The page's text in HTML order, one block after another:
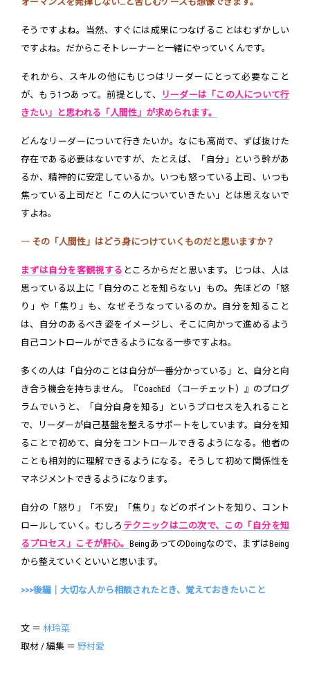
そうですよね。当然、すぐには成果につなげることはむずかしい
ですよね。だからこそトレーナーと一緒にやっていくんです。
それから、スキルの他にもじつはリーダーにとって必要なこと
が、もう1つあって。前提として、
リーダーは「この人について行
きたい」と思われる「人間性」が求められます。
どんなリーダーについて行きたいか。なにも高尚で、ずば抜けた
存在である必要はないですが、たとえば、「自分」という幹があ
るか、精神的に安定しているか。いつも怒っている上司、いつも
焦っている上司だと「この人についていきたい」とは思えないで
すよね。
― その「人間性」はどう身につけていくものだと思いますか？
まずは自分を客観視する ところからだと思います。じつは、人は
思っている以上に「自分のことを知らない」もの。先ほどの「怒
り」や「焦り」も、なぜそうなっているのか。自分を知ること
は、自分のあるべき姿をイメージし、そこに向かって進めるよう
自己コントロールができるようになる一歩ですよね。
多くの人は「自分のことは自分が一番分かっている」と、自分と向
き合う機会を持ちません。『CoachEd （コーチェット）』のプログ
ラムでいうと、「自分自身を知る」というプロセスを入れること
で、リーダーが自己基盤を整えるサポートをしています。自分を知
ることで初めて、自分をコントロールできるようになる。他者の
ことも相対的に理解できるようになる。そうして初めて関係性を
マネジメントできるようになります。
自分の「怒り」「不安」「焦り」などのポイントを知り、コント
ロールしていく。むしろ テクニックは二の次で、この「自分を知
るプロセス」こそが肝心。BeingあってのDoingなので、まずはBeing
から整えていくといいと思います。
>>>後編｜大切な人から相談されたとき、覚えておきたいこと
文 ＝ 林玲菜
取材 / 編集 ＝ 野村愛